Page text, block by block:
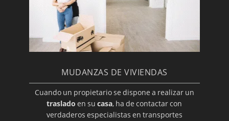
MUDANZAS DE VIVIENDAS
Cuando un propietario se dispone a realizar un
traslado en sucasa, ha de contactar con
verdaderos especialistas en transportes